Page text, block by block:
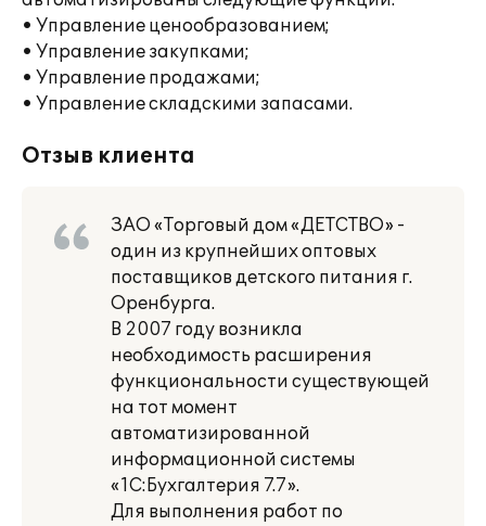
• Управление ценообразованием;
• Управление закупками;
• Управление продажами;
• Управление складскими запасами.
Отзыв клиента
ЗАО «Торговый дом «ДЕТСТВО» -
один из крупнейших оптовых
поставщиков детского питания г.
Оренбурга.
В 2007 году возникла
необходимость расширения
функциональности существующей
на тот момент
автоматизированной
информационной системы
«1С:Бухгалтерия 7.7».
Для выполнения работ по